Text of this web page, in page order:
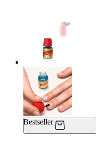
Bestseller